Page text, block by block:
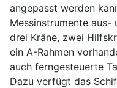
angepasst werden
Messinstrumente aus-
drei Kräne, zwei
ein A-Rahmen
auch ferngesteuerte
Dazu verfügt das